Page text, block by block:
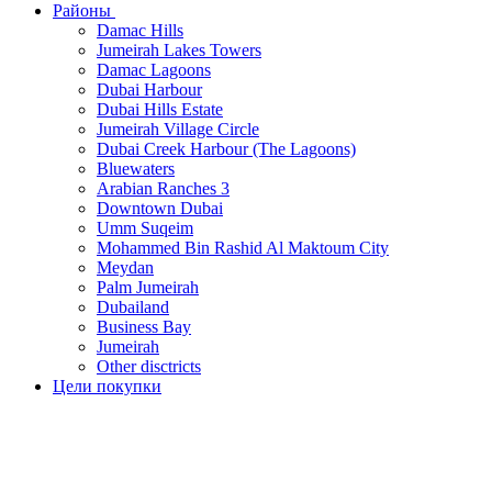
Районы
Damac Hills
Jumeirah Lakes Towers
Damac Lagoons
Dubai Harbour
Dubai Hills Estate
Jumeirah Village Circle
Dubai Creek Harbour (The Lagoons)
Bluewaters
Arabian Ranches 3
Downtown Dubai
Umm Suqeim
Mohammed Bin Rashid Al Maktoum City
Meydan
Palm Jumeirah
Dubailand
Business Bay
Jumeirah
Other disctricts
Цели покупки